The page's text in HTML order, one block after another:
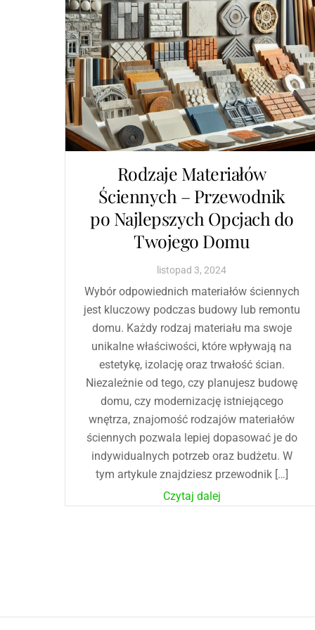
Rodzaje Materiałów
Ściennych – Przewodnik
po Najlepszych Opcjach do
Twojego Domu
listopad 3,2024
Wybór odpowiednich materiałów ściennych
jest kluczowy podczas budowy lub remontu
domu. Każdy rodzaj materiału ma swoje
unikalne właściwości, które wpływają na
estetykę, izolację oraz trwałość ścian.
Niezależnie od tego, czy planujesz budowę
domu, czy modernizację istniejącego
wnętrza, znajomość rodzajów materiałów
ściennych pozwala lepiej dopasować je do
indywidualnych potrzeb oraz budżetu. W
tym artykule znajdziesz przewodnik […]
Czytaj dalej